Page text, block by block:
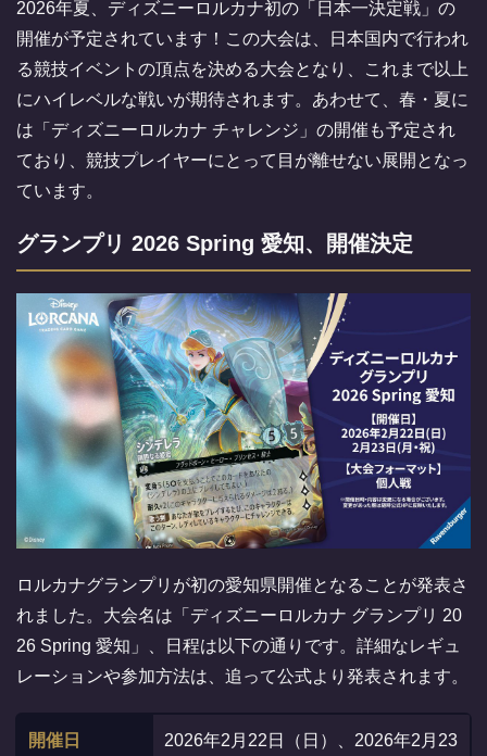
2026年夏、ディズニーロルカナ初の「日本一決定戦」の
開催が予定されています！この大会は、日本国内で行われ
る競技イベントの頂点を決める大会となり、これまで以上
にハイレベルな戦いが期待されます。あわせて、春・夏に
は「ディズニーロルカナ チャレンジ」の開催も予定され
ており、競技プレイヤーにとって目が離せない展開となっ
ています。
グランプリ 2026 Spring 愛知、開催決定
ロルカナグランプリが初の愛知県開催となることが発表さ
れました。大会名は「ディズニーロルカナ グランプリ 20
26 Spring 愛知」、日程は以下の通りです。詳細なレギュ
レーションや参加方法は、追って公式より発表されます。
開催日
2026年2月22日（日）、2026年2月23